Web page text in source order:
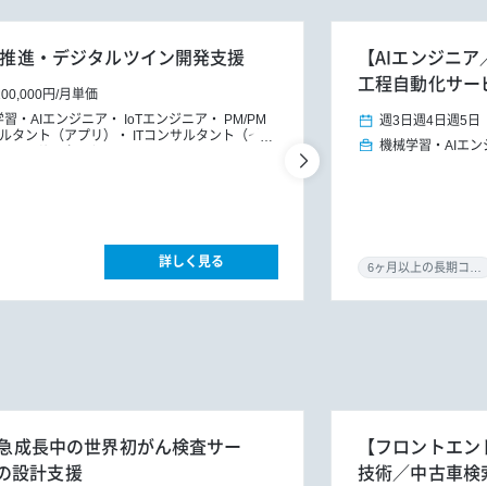
進・デジタルツイン開発支援
円/月単価
習・AIエンジニア IoTエンジニア
PM/PM
タント（アプリ）
ITコンサルタント（イ
詳しく見る
【AIエンジニ
工程自動化サ
週3日 週4日 週5日
機械学習・AIエン
成長中の世界初がん検査サー
設計支援
【フロントエ
技術／中古車